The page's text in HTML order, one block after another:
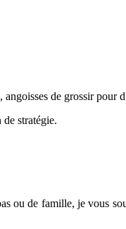
de grossir pour
de stratégie.
de famille, je vous